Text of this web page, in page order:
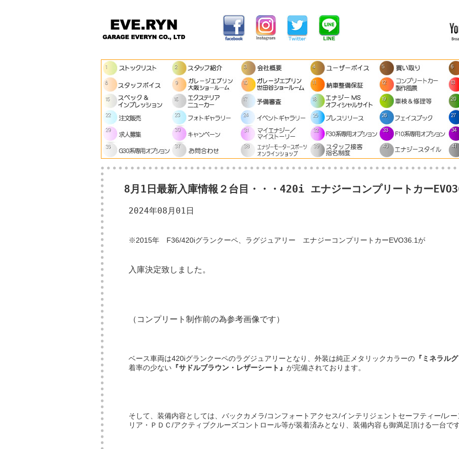
8月1日最新入庫情報２台目・・・420i エナジーコンプリートカー
2024年08月01日
※2015年 F36/420iグランクーペ、ラグジュアリー エナジーコンプリートカーEVO36.1が
入庫決定致しました。
（コンプリート制作前の為参考画像です）
ベース車両は420iグランクーペのラグジュアリーとなり、外装は純正メタリックカラーの 『ミネラル
着率の少ない 『サドルブラウン・レザーシート』 が完備されております。
そして、装備内容としては、バックカメラ/コンフォートアクセス/インテリジェントセーフティー/レ
リア・ＰＤＣ/アクティブクルーズコントロール等が装着済みとなり、装備内容も御満足頂ける一台で